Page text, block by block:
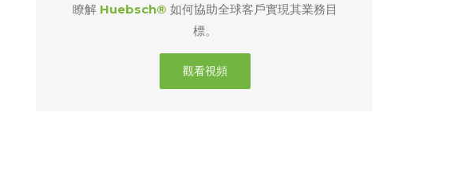
瞭解 Huebsch® 如何協助全球客戶實現其業務目
標。
觀看視頻